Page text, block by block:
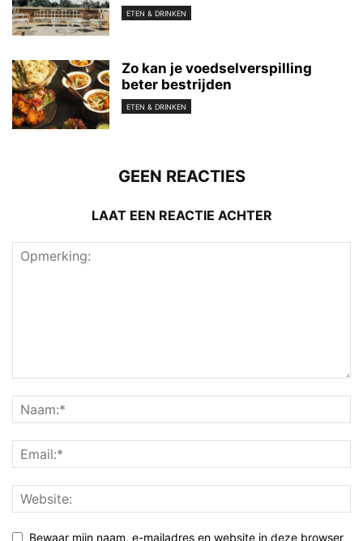
ETEN & DRINKEN
Zo kan je voedselverspilling
beter bestrijden
ETEN & DRINKEN
GEEN REACTIES
LAAT EEN REACTIE ACHTER
Bewaar mijn naam, e-mailadres en website in deze browser